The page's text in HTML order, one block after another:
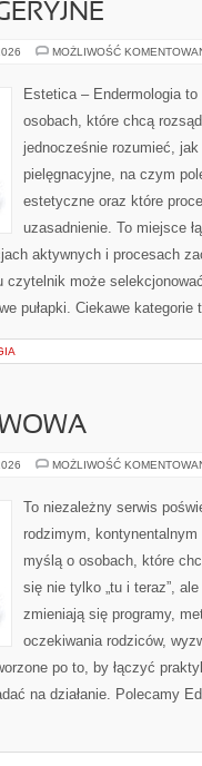
MOŻLIWOŚĆ
Estetica – Endermologia
osobach, które chcą
jednocześnie rozumieć, jak
pielęgnacyjne, na czym
estetyczne oraz które
uzasadnienie. To miejsce
aktywnych i procesach
może
pułapki. Ciekawe
MOŻLIWOŚĆ
To niezależny serwis
rodzimym,
myślą o osobach, które
się nie tylko „tu i teraz”,
zmieniają się programy,
oczekiwania rodziców,
po to, by łączyć
na działanie. Polecamy